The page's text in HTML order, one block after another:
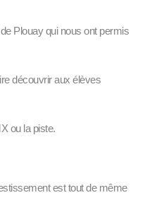
Plouay qui nous ont permis
découvrir aux élèves
ou la piste.
est tout de même